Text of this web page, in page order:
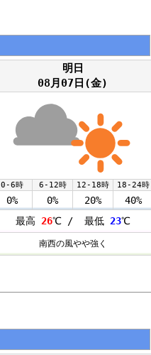
明日
08月07日(金)
0-6時 6-12時 12-18時 18-24時
0% 0% 20%
40%
最高 26℃ / 最低 23℃
南西の風やや強く